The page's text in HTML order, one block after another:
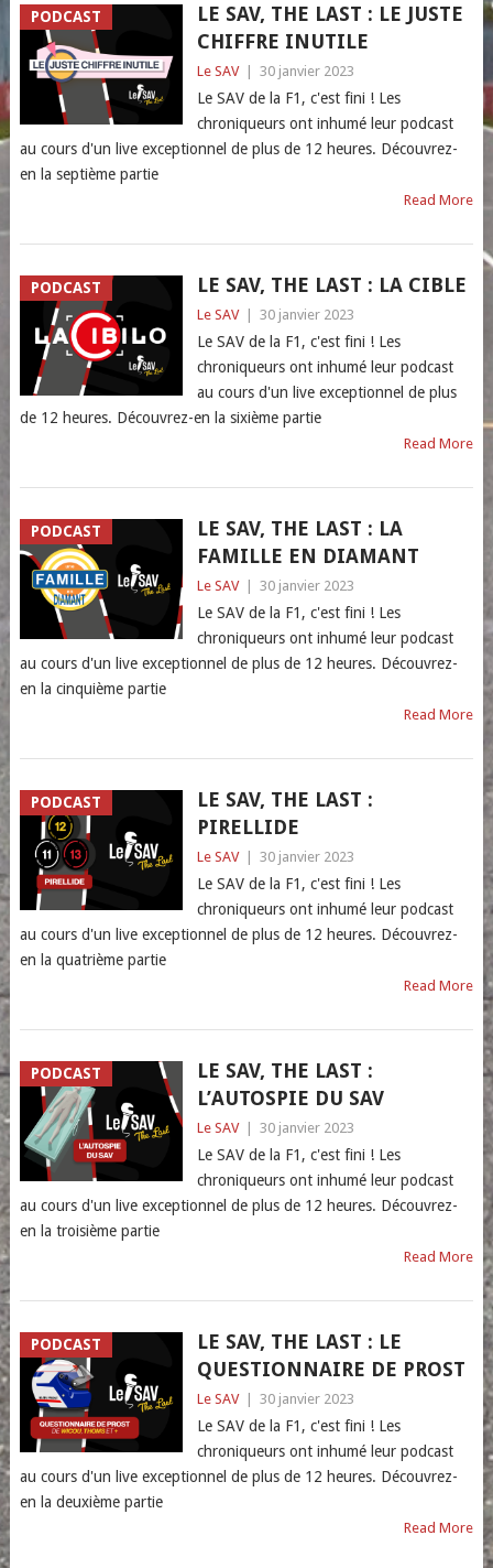
PODCAST
LE SAV, THE LAST : LE JUSTE
CHIFFRE INUTILE
Le SAV | 30 janvier 2023
Le SAV de la F1, c'est fini ! Les
chroniqueurs ont inhumé leur podcast
au cours d'un live exceptionnel de plus de 12 heures. Découvrez-
en la septième partie
Read More
PODCAST LE SAV, THE LAST : LA CIBLE
Le SAV | 30 janvier 2023
Le SAV de la F1, c'est fini ! Les
chroniqueurs ont inhumé leur podcast
au cours d'un live exceptionnel de plus
de 12 heures. Découvrez-en la sixième partie
Read More
PODCAST
LE SAV, THE LAST : LA
FAMILLE EN DIAMANT
Le SAV | 30 janvier 2023
Le SAV de la F1, c'est fini ! Les
chroniqueurs ont inhumé leur podcast
au cours d'un live exceptionnel de plus de 12 heures. Découvrez-
en la cinquième partie
Read More
PODCAST
LE SAV, THE LAST :
PIRELLIDE
Le SAV | 30 janvier 2023
Le SAV de la F1, c'est fini ! Les
chroniqueurs ont inhumé leur podcast
au cours d'un live exceptionnel de plus de 12 heures. Découvrez-
en la quatrième partie
Read More
PODCAST
LE SAV, THE LAST :
L’AUTOSPIE DU SAV
Le SAV | 30 janvier 2023
Le SAV de la F1, c'est fini ! Les
chroniqueurs ont inhumé leur podcast
au cours d'un live exceptionnel de plus de 12 heures. Découvrez-
en la troisième partie
Read More
PODCAST
LE SAV, THE LAST : LE
QUESTIONNAIRE DE PROST
Le SAV | 30 janvier 2023
Le SAV de la F1, c'est fini ! Les
chroniqueurs ont inhumé leur podcast
au cours d'un live exceptionnel de plus de 12 heures. Découvrez-
en la deuxième partie
Read More